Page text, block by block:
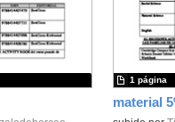
material
1 página